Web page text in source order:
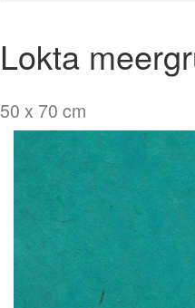
Lokta
50 x 70 cm